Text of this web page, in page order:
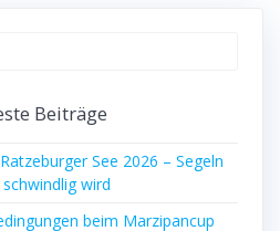
Beiträge
See 2026 – Segeln
wird
beim Marzipancup